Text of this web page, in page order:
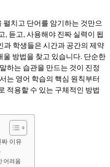
펼치고 단어를 암기하는 것만으
, 듣고, 사용해야 진짜 실력이 됩
과 학생들은 시간과 공간의 제약
방법을 찾고 있습니다. 단순한
하는 습관을 만드는 것이 진정
는 영어 학습의 핵심 원칙부터
적용할 수 있는 구체적인 방법
이유
어려움